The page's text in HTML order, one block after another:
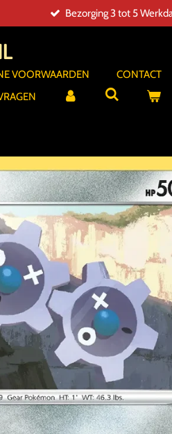
Bezorging 3 tot 5
VOORWAARDEN CONTACT